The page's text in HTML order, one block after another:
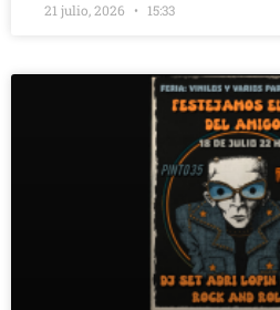
21 julio, 2026 15:33